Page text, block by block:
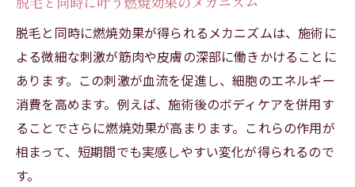
脱毛と同時に燃焼効果が得られるメカニズムは、施術に
よる微細な刺激が筋肉や皮膚の深部に働きかけることに
あります。この刺激が血流を促進し、細胞のエネルギー
消費を高めます。例えば、施術後のボディケアを併用す
ることでさらに燃焼効果が高まります。これらの作用が
相まって、短期間でも実感しやすい変化が得られるので
す。